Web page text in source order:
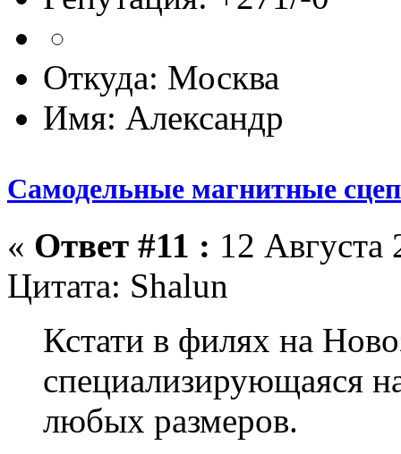
Откуда: Москва
Имя: Александр
Самодельные магнитные
« Ответ #11 : 12 Августа
Цитата: Shalun
Кстати в филях на
специализирующаяся
любых размеров.